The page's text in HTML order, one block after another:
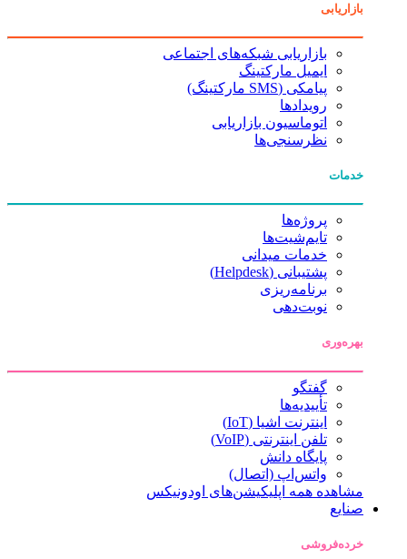
بازاریابی
بازاریابی شبکه‌های اجتماعی
ایمیل مارکتینگ
پیامکی (SMS مارکتینگ)
رویدادها
اتوماسیون بازاریابی
نظرسنجی‌ها
خدمات
پروژه‌ها
تایم‌شیت‌ها
خدمات میدانی
پشتیبانی (Helpdesk)
برنامه‌ریزی
نوبت‌دهی
بهره‌وری
گفتگو
تأییدیه‌ها
اینترنت اشیا (IoT)
تلفن اینترنتی (VoIP)
پایگاه دانش
واتس‌اپ (اتصال)
مشاهده همه اپلیکیشن‌های اودونیکس
صنایع
خرده‌فروشی